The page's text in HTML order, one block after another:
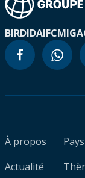
BIRDIDAIFCMIGA
À propos
Actualité
Pays